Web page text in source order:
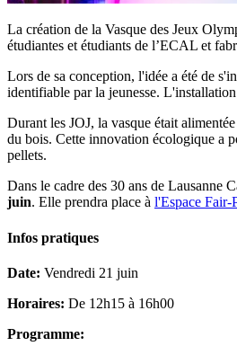
La création de la Vasque des Jeux
étudiantes et étudiants de l’ECAL et
Lors de sa conception, l'idée a été de
identifiable par la jeunesse.
Durant les JOJ, la vasque était
du bois. Cette innovation écologique a
pellets.
Dans le cadre des 30 ans de Lausanne
juin. Elle prendra place à l'Espace Fair-
Infos pratiques
Date: Vendredi 21 juin
Horaires: De 12h15 à 16h00
Programme: